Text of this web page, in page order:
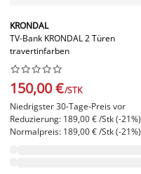
KRONDAL
TV-Bank KRONDAL 2 Türen
travertinfarben






150,00 €/STK
Niedrigster 30-Tage-Preis vor
Reduzierung: 189,00 € /Stk (-21%)
Normalpreis: 189,00 € /Stk (-21%)